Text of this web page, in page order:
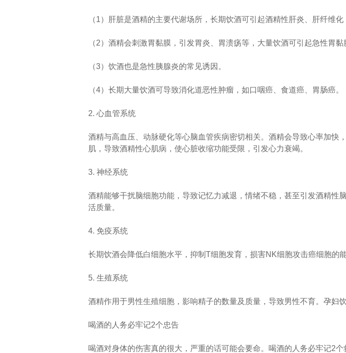
（1）肝脏是酒精的主要代谢场所，长期饮酒可引起酒精性肝炎、肝纤维化
（2）酒精会刺激胃黏膜，引发胃炎、胃溃疡等，大量饮酒可引起急性胃
（3）饮酒也是急性胰腺炎的常见诱因。
（4）长期大量饮酒可导致消化道恶性肿瘤，如口咽癌、食道癌、胃肠癌。
2. 心血管系统
酒精与高血压、动脉硬化等心脑血管疾病密切相关。酒精会导致心率加快
肌，导致酒精性心肌病，使心脏收缩功能受限，引发心力衰竭。
3. 神经系统
酒精能够干扰脑细胞功能，导致记忆力减退，情绪不稳，甚至引发酒精性
活质量。
4. 免疫系统
长期饮酒会降低白细胞水平，抑制T细胞发育，损害NK细胞攻击癌细胞的
5. 生殖系统
酒精作用于男性生殖细胞，影响精子的数量及质量，导致男性不育。孕妇
喝酒的人务必牢记2个忠告
喝酒对身体的伤害真的很大，严重的话可能会要命。喝酒的人务必牢记2个